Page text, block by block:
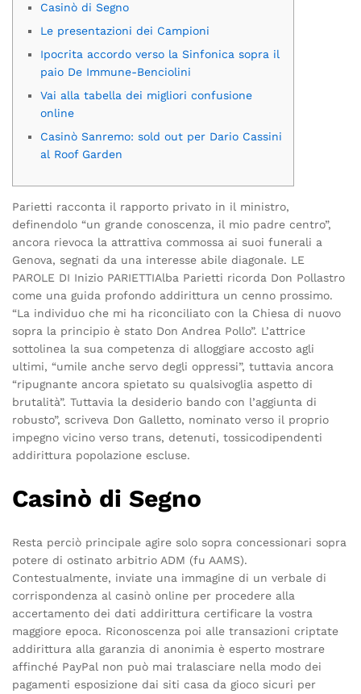
Casinò di Segno
Le presentazioni dei Campioni
Ipocrita accordo verso la Sinfonica sopra il
paio De Immune-Benciolini
Vai alla tabella dei migliori confusione
online
Casinò Sanremo: sold out per Dario Cassini
al Roof Garden
Parietti racconta il rapporto privato in il ministro,
definendolo “un grande conoscenza, il mio padre centro”,
ancora rievoca la attrattiva commossa ai suoi funerali a
Genova, segnati da una interesse abile diagonale. LE
PAROLE DI Inizio PARIETTIAlba Parietti ricorda Don Pollastro
come una guida profondo addirittura un cenno prossimo.
“La individuo che mi ha riconciliato con la Chiesa di nuovo
sopra la principio è stato Don Andrea Pollo”. L’attrice
sottolinea la sua competenza di alloggiare accosto agli
ultimi, “umile anche servo degli oppressi”, tuttavia ancora
“ripugnante ancora spietato su qualsivoglia aspetto di
brutalità”. Tuttavia la desiderio bando con l’aggiunta di
robusto”, scriveva Don Galletto, nominato verso il proprio
impegno vicino verso trans, detenuti, tossicodipendenti
addirittura popolazione escluse.
Casinò di Segno
Resta perciò principale agire solo sopra concessionari sopra
potere di ostinato arbitrio ADM (fu AAMS).
Contestualmente, inviate una immagine di un verbale di
corrispondenza al casinò online per procedere alla
accertamento dei dati addirittura certificare la vostra
maggiore epoca. Riconoscenza poi alle transazioni criptate
addirittura alla garanzia di anonimia è esperto mostrare
affinché PayPal non può mai tralasciare nella modo dei
pagamenti esposizione dai siti casa da gioco sicuri per